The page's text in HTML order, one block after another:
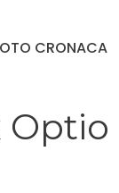
CRONACA